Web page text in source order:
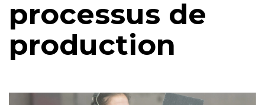
processus de
production